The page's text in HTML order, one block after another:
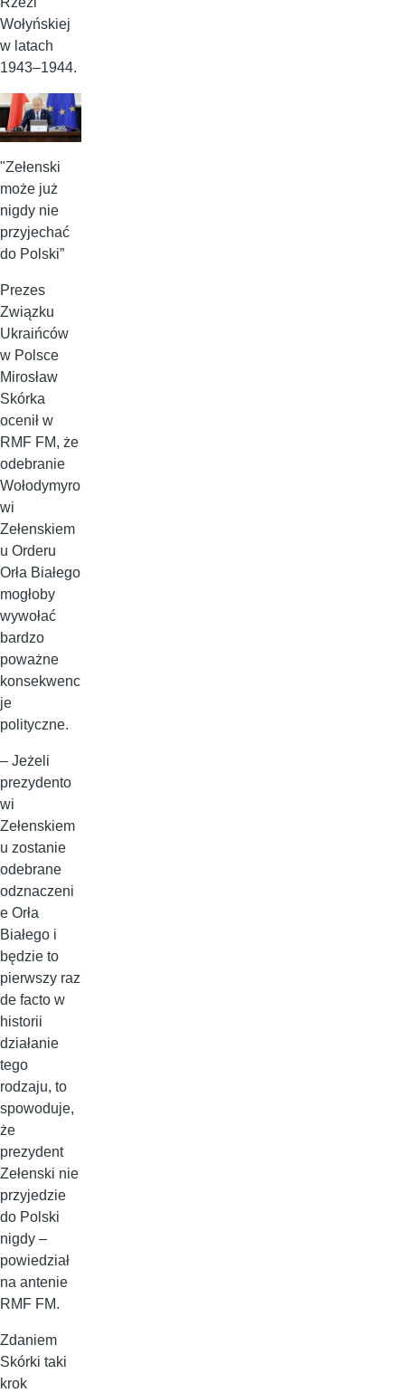
Wołyńskiej
w latach
1943–1944.
"Zełenski
może już
nigdy nie
przyjechać
do Polski”
Prezes
Związku
Ukraińców
w Polsce
Mirosław
Skórka
ocenił w
RMF FM, że
odebranie
Wołodymyro
wi
Zełenskiem
u Orderu
Orła Białego
mogłoby
wywołać
bardzo
poważne
konsekwenc
je
polityczne.
– Jeżeli
prezydento
wi
Zełenskiem
u zostanie
odebrane
odznaczeni
e Orła
Białego i
będzie to
pierwszy raz
de facto w
historii
działanie
tego
rodzaju, to
spowoduje,
że
prezydent
Zełenski nie
przyjedzie
do Polski
nigdy –
powiedział
na antenie
RMF FM.
Zdaniem
Skórki taki
krok